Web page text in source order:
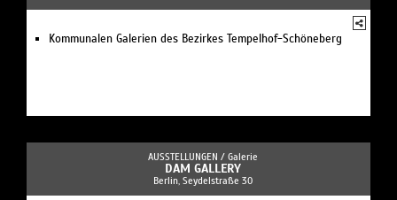
Kommunalen Galerien des Bezirkes Tempelhof-Schöneberg
AUSSTELLUNGEN / Galerie
DAM GALLERY
Berlin, Seydelstraße 30